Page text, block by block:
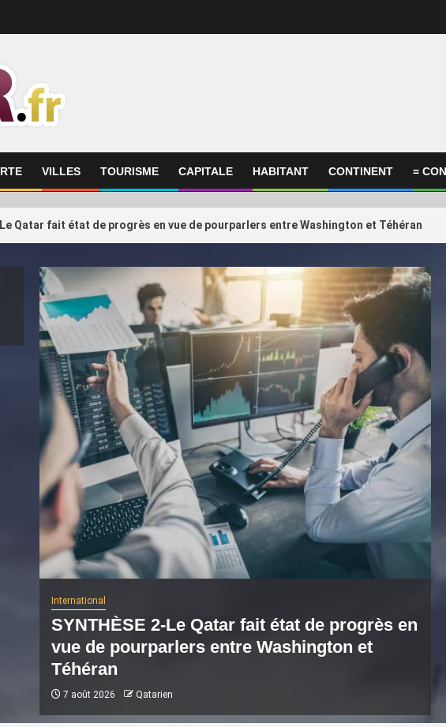
VILLES TOURISME CAPITALE HABITANT CONTINENT =
Le Qatar fait état de progrès en vue de pourparlers entre Washington et Téhéran
2
Les compagnies du Golfe face au
défi de la confiance retrouvée
ConocoPhillips
retards éventuels du
au Qatar ne devraient
quelques m
International
SYNTHÈSE 2-Le Qatar fait état de progrès en
vue de pourparlers entre Washington et
Téhéran
7 août 2026 Qatarien